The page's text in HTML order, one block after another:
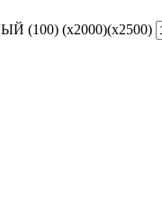
(100) (х2000)(х2500)